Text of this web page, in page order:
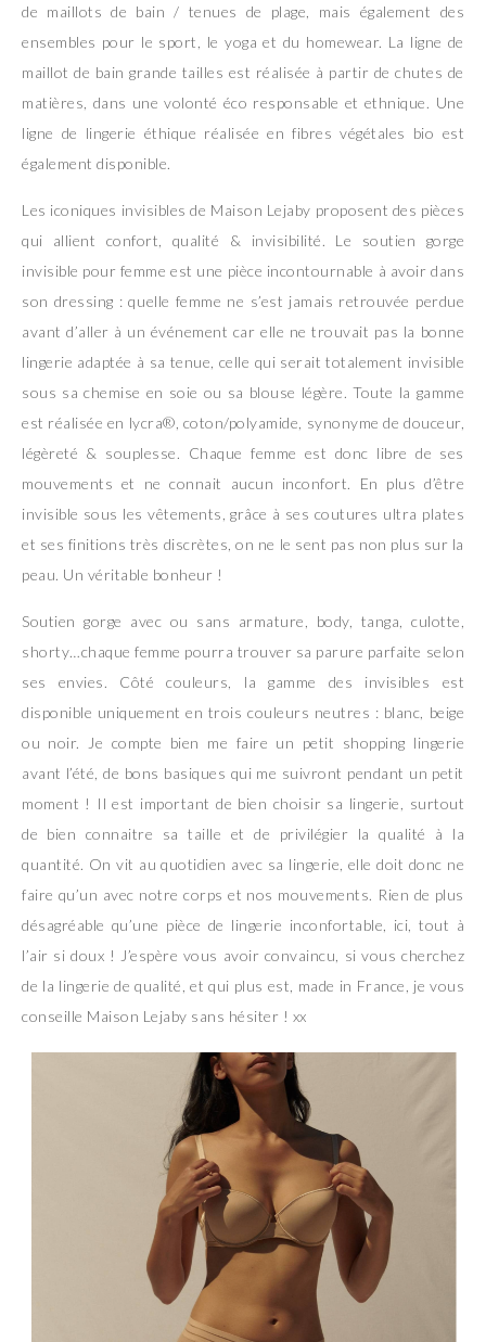
de maillots de bain / tenues de plage, mais également des
ensembles pour le sport, le yoga et du homewear. La ligne de
maillot de bain grande tailles est réalisée à partir de chutes de
matières, dans une volonté éco responsable et ethnique. Une
ligne de lingerie éthique réalisée en fibres végétales bio est
également disponible.
Les iconiques invisibles de Maison Lejaby proposent des pièces
qui allient confort, qualité & invisibilité. Le soutien gorge
invisible pour femme est une pièce incontournable à avoir dans
son dressing : quelle femme ne s’est jamais retrouvée perdue
avant d’aller à un événement car elle ne trouvait pas la bonne
lingerie adaptée à sa tenue, celle qui serait totalement invisible
sous sa chemise en soie ou sa blouse légère. Toute la gamme
est réalisée en lycra®, coton/polyamide, synonyme de douceur,
légèreté & souplesse. Chaque femme est donc libre de ses
mouvements et ne connait aucun inconfort. En plus d’être
invisible sous les vêtements, grâce à ses coutures ultra plates
et ses finitions très discrètes, on ne le sent pas non plus sur la
peau. Un véritable bonheur !
Soutien gorge avec ou sans armature, body, tanga, culotte,
shorty…chaque femme pourra trouver sa parure parfaite selon
ses envies. Côté couleurs, la gamme des invisibles est
disponible uniquement en trois couleurs neutres : blanc, beige
ou noir. Je compte bien me faire un petit shopping lingerie
avant l’été, de bons basiques qui me suivront pendant un petit
moment ! Il est important de bien choisir sa lingerie, surtout
de bien connaitre sa taille et de privilégier la qualité à la
quantité. On vit au quotidien avec sa lingerie, elle doit donc ne
faire qu’un avec notre corps et nos mouvements. Rien de plus
désagréable qu’une pièce de lingerie inconfortable, ici, tout à
l’air si doux ! J’espère vous avoir convaincu, si vous cherchez
de la lingerie de qualité, et qui plus est, made in France, je vous
conseille Maison Lejaby sans hésiter ! xx